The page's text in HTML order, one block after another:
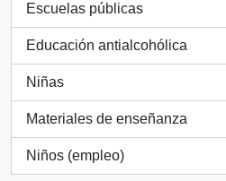
Escuelas públicas
, 35 results
Educación antialcohólica
, 34 results
Niñas
, 32 results
Materiales de enseñanza
, 32 results
Niños (empleo)
, 30 results